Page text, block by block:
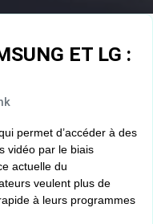
ET LG :
permet d’accéder à des
vidéo par le biais
actuelle du
veulent plus de
à leurs programmes